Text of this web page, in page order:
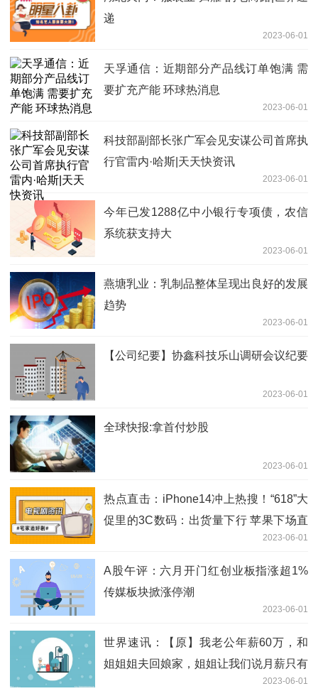
递
2023-06-01
天孚通信：近期部分产品线订单饱满 需
要扩充产能 环球热消息
2023-06-01
科技部副部长张广军会见安谋公司首席执
行官雷内·哈斯|天天快资讯
2023-06-01
今年已发1288亿中小银行专项债，农信
系统获支持大
2023-06-01
燕塘乳业：乳制品整体呈现出良好的发展
趋势
2023-06-01
【公司纪要】协鑫科技乐山调研会议纪要
2023-06-01
全球快报:拿首付炒股
2023-06-01
热点直击：iPhone14冲上热搜！“618”大
促里的3C数码：出货量下行 苹果下场直
2023-06-01
A股午评：六月开门红创业板指涨超1%
传媒板块掀涨停潮
2023-06-01
世界速讯：【原】我老公年薪60万，和
姐姐姐夫回娘家，姐姐让我们说月薪只有
2023-06-01